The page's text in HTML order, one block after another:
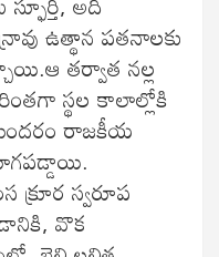
ఉత్థాన పతనాలకు
తర్వాత నల్ల
స్థల కాలాల్లోకి
రాజకీయ
స్వరూప
వొక